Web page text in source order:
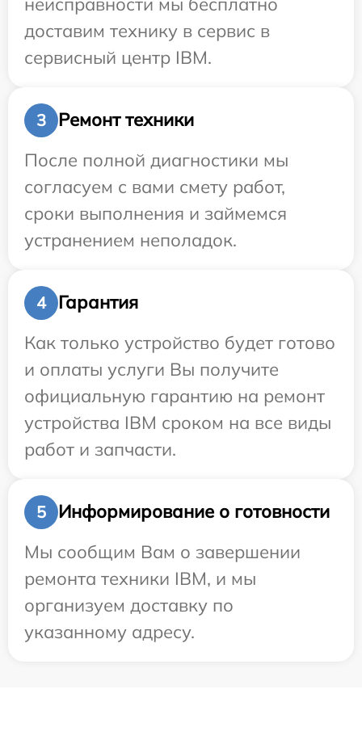
доставим технику в сервис в
сервисный центр IBM.
3
Ремонт техники
После полной диагностики мы
согласуем с вами смету работ,
сроки выполнения и займемся
устранением неполадок.
4
Гарантия
Как только устройство будет готово
и оплаты услуги Вы получите
официальную гарантию на ремонт
устройства IBM сроком на все виды
работ и запчасти.
5
Информирование о готовности
Мы сообщим Вам о завершении
ремонта техники IBM, и мы
организуем доставку по
указанному адресу.